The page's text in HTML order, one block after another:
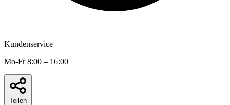
Kundenservice
Mo-Fr 8:00 – 16:00
Teilen